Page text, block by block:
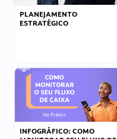
PLANEJAMENTO
ESTRATÉGICO
INFOGRÁFICO: COMO